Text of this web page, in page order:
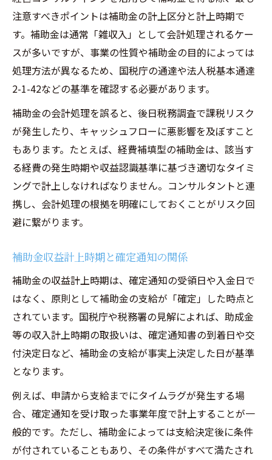
注意すべきポイントは補助金の計上区分と計上時期で
す。補助金は通常「雑収入」として会計処理されるケー
スが多いですが、事業の性質や補助金の目的によっては
処理方法が異なるため、国税庁の通達や法人税基本通達
2-1-42などの基準を確認する必要があります。
補助金の会計処理を誤ると、後日税務調査で課税リスク
が発生したり、キャッシュフローに悪影響を及ぼすこと
もあります。たとえば、経費補填型の補助金は、該当す
る経費の発生時期や収益認識基準に基づき適切なタイミ
ングで計上しなければなりません。コンサルタントと連
携し、会計処理の根拠を明確にしておくことがリスク回
避に繋がります。
補助金収益計上時期と確定通知の関係
補助金の収益計上時期は、確定通知の受領日や入金日で
はなく、原則として補助金の支給が「確定」した時点と
されています。国税庁や税務署の見解によれば、助成金
等の収入計上時期の取扱いは、確定通知書の到着日や交
付決定日など、補助金の支給が事実上決定した日が基準
となります。
例えば、申請から支給までにタイムラグが発生する場
合、確定通知を受け取った事業年度で計上することが一
般的です。ただし、補助金によっては支給決定後に条件
が付されていることもあり、その条件がすべて満たされ